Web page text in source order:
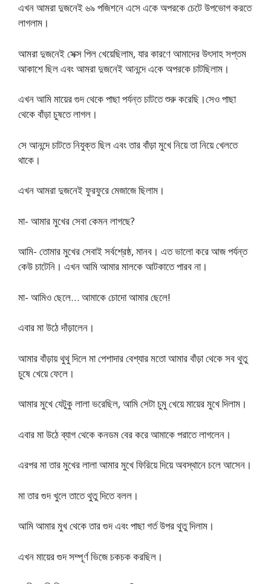
এখন আমরা দুজনেই ৬৯ পজিশনে এসে একে অপরকে চেটে উপভোগ করতে
লাগলাম।
আমরা দুজনেই সেক্স পিল খেয়েছিলাম, যার কারণে আমাদের উৎসাহ সপ্তম
আকাশে ছিল এবং আমরা দুজনেই আনন্দে একে অপরকে চাটছিলাম।
এখন আমি মায়ের গুদ থেকে পাছা পর্যন্ত চাটতে শুরু করেছি।সেও পাছা
থেকে বাঁড়া চুষতে লাগল।
সে আনন্দে চাটতে নিযুক্ত ছিল এবং তার বাঁড়া মুখে নিয়ে তা নিয়ে খেলতে
থাকে।
এখন আমরা দুজনেই ফুরফুরে মেজাজে ছিলাম।
মা- আমার মুখের সেবা কেমন লাগছে?
আমি- তোমার মুখের সেবাই সর্বশ্রেষ্ঠ, মানব। এত ভালো করে আজ পর্যন্ত
কেউ চাটেনি। এখন আমি আমার মালকে আটকাতে পারব না।
মা- আমিও ছেলে… আমাকে চোদো আমার ছেলে!
এবার মা উঠে দাঁড়ালেন।
আমার বাঁড়ায় থুথু দিলে মা পেশাদার বেশ্যার মতো আমার বাঁড়া থেকে সব থুতু
চুষে খেয়ে ফেলে।
আমার মুখে যেটুকু লালা ভরেছিল, আমি সেটা চুমু খেয়ে মায়ের মুখে দিলাম।
এবার মা উঠে ব্যাগ থেকে কনডম বের করে আমাকে পরাতে লাগলেন।
এরপর মা তার মুখের লালা আমার মুখে ফিরিয়ে দিয়ে অবস্থানে চলে আসেন।
মা তার গুদ খুলে তাতে থুতু দিতে বলল।
আমি আমার মুখ থেকে তার গুদ এবং পাছা গর্ত উপর থুতু দিলাম​।
এখন মায়ের গুদ সম্পূর্ণ ভিজে চকচক করছিল।